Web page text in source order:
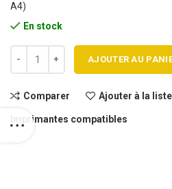
A4)
En stock
AJOUTER AU
Comparer Ajouter à la
Imprimantes compatibles